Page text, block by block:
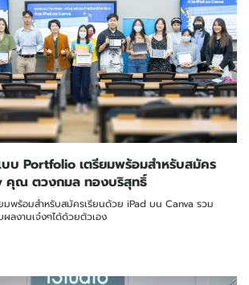
บ Portfolio เตรียมพร้อมสำหรับสมัคร
คุณ ตวงกมล ทองบริสุทธิ์
พร้อมสำหรับสมัครเรียนด้วย iPad บน Canva รวม
ลงานเจ๋งๆได้ด้วยตัวเอง